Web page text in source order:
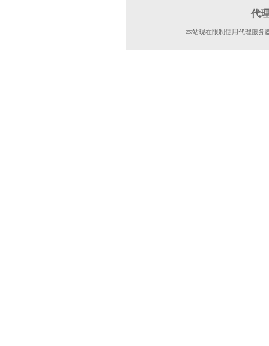
代
本站现在限制使用代理服务